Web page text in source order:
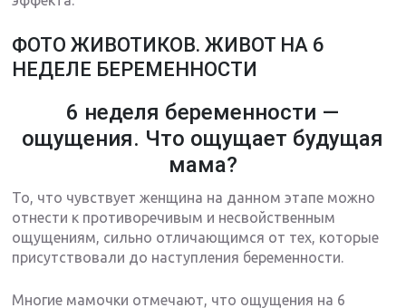
ФОТО ЖИВОТИКОВ. ЖИВОТ НА 6
НЕДЕЛЕ БЕРЕМЕННОСТИ
6 неделя беременности —
ощущения. Что ощущает будущая
мама?
То, что чувствует женщина на данном этапе можно
отнести к противоречивым и несвойственным
ощущениям, сильно отличающимся от тех, которые
присутствовали до наступления беременности.
Многие мамочки отмечают, что ощущения на 6